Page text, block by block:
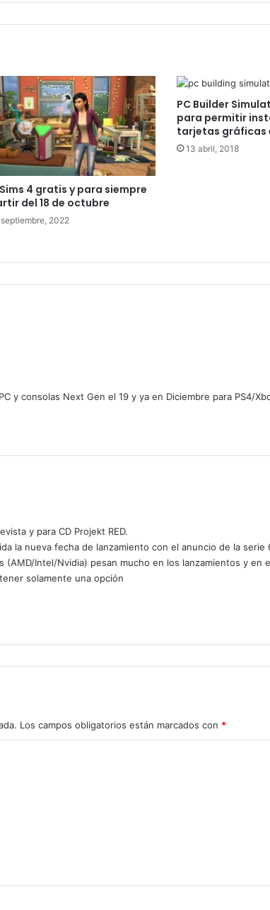
4 gratis y para siempre
del 18 de octubre
2022
PC Builder
para permitir
tarjetas gráficas
13 abril, 2018
y consolas Next Gen el 19 y ya en Diciembre para PS4/
y para CD Projekt RED.
la nueva fecha de lanzamiento con el anuncio de la serie
(AMD/Intel/Nvidia) pesan mucho en los lanzamientos y
solamente una opción
Los campos obligatorios están marcados con *